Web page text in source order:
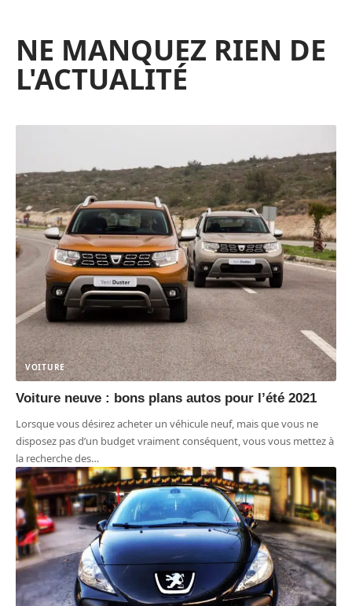
NE MANQUEZ RIEN DE
L'ACTUALITÉ
VOITURE
Voiture neuve : bons plans autos pour l’été 2021
Lorsque vous désirez acheter un véhicule neuf, mais que vous ne
disposez pas d’un budget vraiment conséquent, vous vous mettez à
la recherche des…